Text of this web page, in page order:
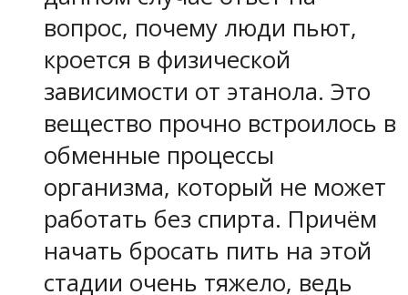
вопрос, почему люди пьют,
кроется в физической
зависимости от этанола. Это
вещество прочно встроилось в
обменные процессы
организма, который не может
работать без спирта. Причём
начать бросать пить на этой
стадии очень тяжело, ведь